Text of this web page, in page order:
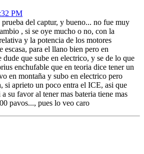
PM
del captur, y bueno... no fue muy
, si se oye mucho o no, con la
y la potencia de los motores
escasa, para el llano bien pero en
dude que sube en electrico, y se de lo que
enchufable que en teoria dice tener un
en montaña y subo en electrico pero
si aprieto un poco entra el ICE, asi que
su favor al tener mas bateria tiene mas
pavos..., pues lo veo caro